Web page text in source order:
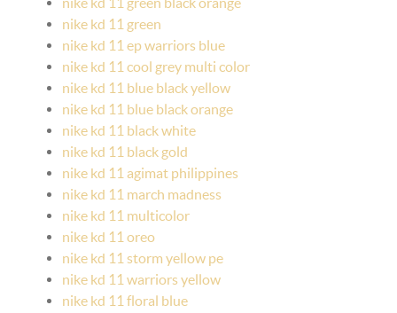
nike kd 11 green
nike kd 11 ep warriors blue
nike kd 11 cool grey multi color
nike kd 11 blue black yellow
nike kd 11 blue black orange
nike kd 11 black white
nike kd 11 black gold
nike kd 11 agimat philippines
nike kd 11 march madness
nike kd 11 multicolor
nike kd 11 oreo
nike kd 11 storm yellow pe
nike kd 11 warriors yellow
nike kd 11 floral blue